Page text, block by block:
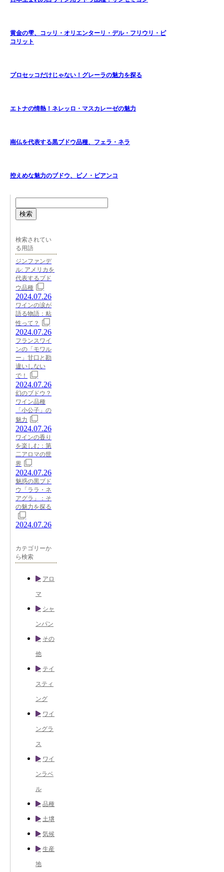
黄金の雫、コッリ・オリエンターリ・デル・フリウリ・ピ
コリット
プロセッコだけじゃない！グレーラの魅力を探る
エトナの情熱！ネレッロ・マスカレーゼの魅力
南仏を代表する黒ブドウ品種、フェラ・ネラ
控えめな魅力のブドウ、ピノ・ビアンコ
検索
検索されてい
る用語
ジンファンデ
ル: アメリカを
代表するブド
ウ品種
2024.07.26
ワインの涙が
語る物語：粘
性って？
2024.07.26
フランスワイ
ンの「モワル
ー」甘口と勘
違いしない
で！
2024.07.26
幻のブドウ？
ワイン品種
「小公子」の
魅力
2024.07.26
ワインの香り
を楽しむ：第
二アロマの世
界
2024.07.26
魅惑の黒ブド
ウ「ララ・ネ
アグラ」：そ
の魅力を探る
2024.07.26
カテゴリーか
ら検索
アロ
マ
シャ
ンパン
その
他
テイ
スティ
ング
ワイ
ングラ
ス
ワイ
ンラベ
ル
品種
土壌
気候
生産
地